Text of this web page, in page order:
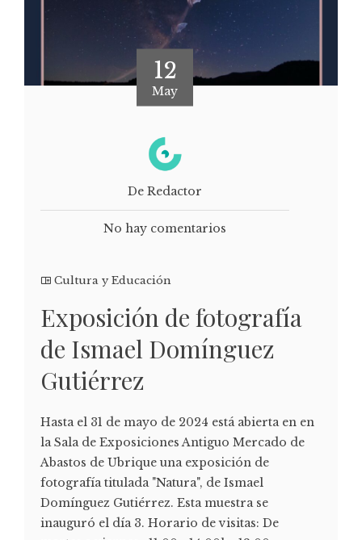
12
May
De Redactor
No hay comentarios
Cultura y Educación
Exposición de fotografía
de Ismael Domínguez
Gutiérrez
Hasta el 31 de mayo de 2024 está abierta en en
la Sala de Exposiciones Antiguo Mercado de
Abastos de Ubrique una exposición de
fotografía titulada "Natura", de Ismael
Domínguez Gutiérrez. Esta muestra se
inauguró el día 3. Horario de visitas: De